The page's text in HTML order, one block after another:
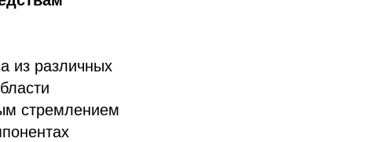
из различных
стремлением